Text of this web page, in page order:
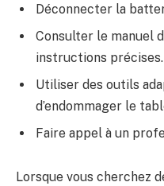
Déconnecter la
Consulter le manuel
instructions précises.
Utiliser des outils
d’endommager le
Faire appel à un
Lorsque vous cherchez